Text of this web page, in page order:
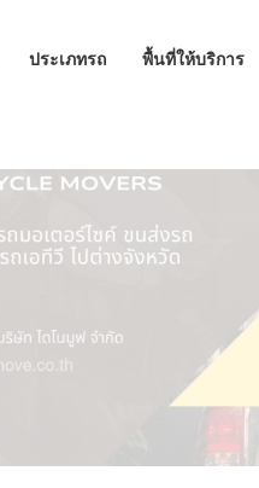
ประเภทรถ พื้นที่ให้บริการ